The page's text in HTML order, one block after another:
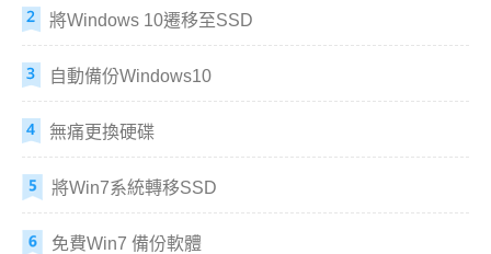
將Windows 10遷移至SSD
自動備份Windows10
無痛更換硬碟
將Win7系統轉移SSD
免費Win7 備份軟體